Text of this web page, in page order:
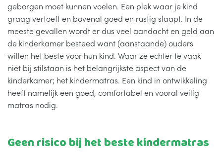
geborgen moet kunnen voelen. Een plek waar je kind
graag vertoeft en bovenal goed en rustig slaapt. In de
meeste gevallen wordt er dus veel aandacht en geld aan
de kinderkamer besteed want (aanstaande) ouders
willen het beste voor hun kind. Waar ze echter te vaak
niet bij stilstaan is het belangrijkste aspect van de
kinderkamer; het kindermatras. Een kind in ontwikkeling
heeft namelijk een goed, comfortabel en vooral veilig
matras nodig.
Geen risico bij het beste kindermatras